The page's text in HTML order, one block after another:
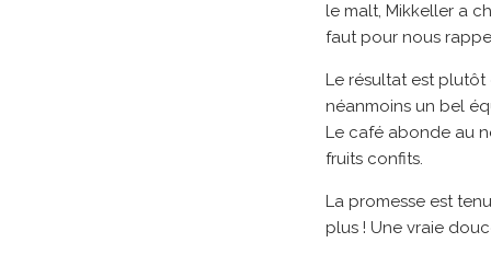
le malt, Mikkeller a
faut pour nous
Le résultat est plutôt
néanmoins un bel
Le café abonde au
fruits confits.
La promesse est
plus ! Une vraie